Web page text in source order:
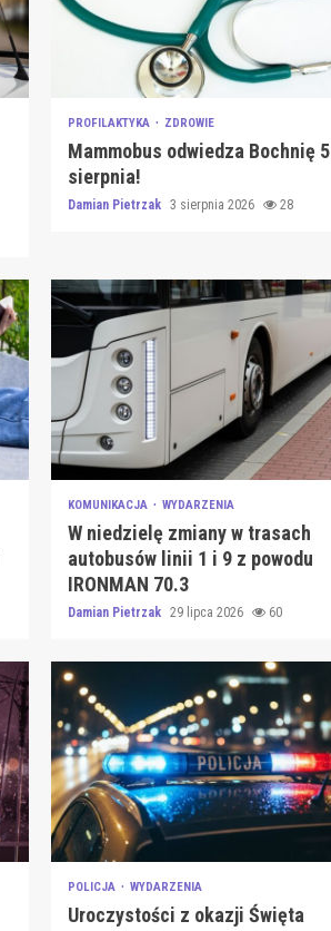
PROFILAKTYKA ZDROWIE
Mammobus odwiedza Bochnię 5
sierpnia!
Damian Pietrzak 3 sierpnia 2026 28
KOMUNIKACJA WYDARZENIA
W niedzielę zmiany w trasach
autobusów linii 1 i 9 z powodu
IRONMAN 70.3
Damian Pietrzak 29 lipca 2026 60
POLICJA WYDARZENIA
Uroczystości z okazji Święta